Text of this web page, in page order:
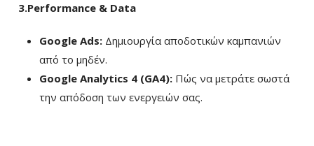
3.Performance & Data
Google Ads: Δημιουργία αποδοτικών καμπανιών
από το μηδέν.
Google Analytics 4 (GA4): Πώς να μετράτε σωστά
την απόδοση των ενεργειών σας.